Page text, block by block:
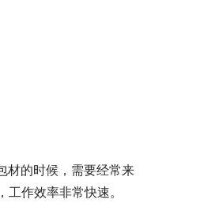
材的时候，需要经常来
作效率非常快速。